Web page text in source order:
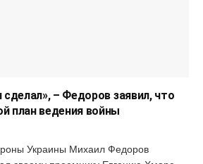
сделал», – Федоров заявил, что
план ведения войны
Украины Михаил Федоров